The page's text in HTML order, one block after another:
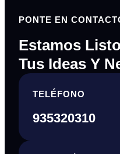
PONTE EN
Estamos
Tus Ideas Y
TELÉFONO
935320310